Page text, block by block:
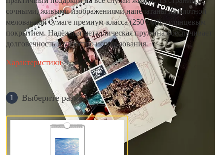
сочными, живыми изображениями напечатаны на плотной
мелованной бумаге премиум-класса (250 г/м²) с глянцевым
покрытием. Надёжная металлическая пружина обеспечивает
долговечность и удобство использования.
Характеристики
1 Выберите размер